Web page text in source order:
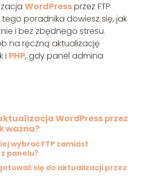
WordPressprzez FTP
tego poradnika dowiesz się, jak
i bez zbędnego stresu.
na ręczną aktualizację
i PHP, gdy panel admina
WordPress przez
ważna?
wybrać FTP zamiast
panelu?
się do aktualizacji przez